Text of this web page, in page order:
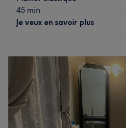
45 min
Je veux en savoir plus
Mardi
Mercredi
Jeudi
Vendredi
Samedi
Dimanche